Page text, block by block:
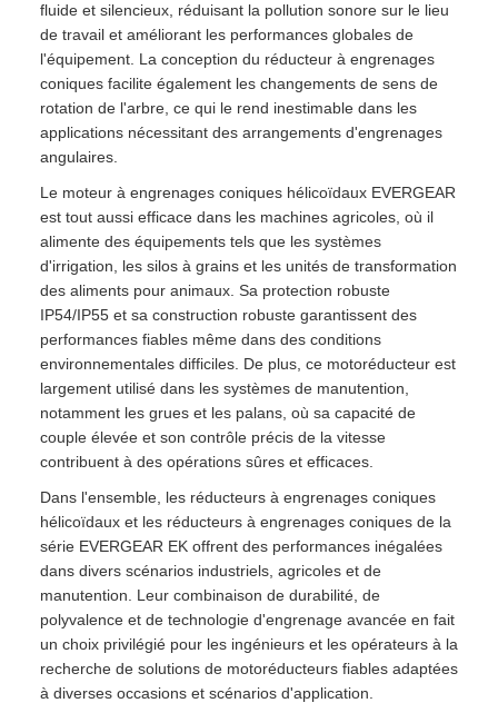
fluide et silencieux, réduisant la pollution sonore sur le lieu
de travail et améliorant les performances globales de
l'équipement. La conception du réducteur à engrenages
coniques facilite également les changements de sens de
rotation de l'arbre, ce qui le rend inestimable dans les
applications nécessitant des arrangements d'engrenages
angulaires.
Le moteur à engrenages coniques hélicoïdaux EVERGEAR
est tout aussi efficace dans les machines agricoles, où il
alimente des équipements tels que les systèmes
d'irrigation, les silos à grains et les unités de transformation
des aliments pour animaux. Sa protection robuste
IP54/IP55 et sa construction robuste garantissent des
performances fiables même dans des conditions
environnementales difficiles. De plus, ce motoréducteur est
largement utilisé dans les systèmes de manutention,
notamment les grues et les palans, où sa capacité de
couple élevée et son contrôle précis de la vitesse
contribuent à des opérations sûres et efficaces.
Dans l'ensemble, les réducteurs à engrenages coniques
hélicoïdaux et les réducteurs à engrenages coniques de la
série EVERGEAR EK offrent des performances inégalées
dans divers scénarios industriels, agricoles et de
manutention. Leur combinaison de durabilité, de
polyvalence et de technologie d'engrenage avancée en fait
un choix privilégié pour les ingénieurs et les opérateurs à la
recherche de solutions de motoréducteurs fiables adaptées
à diverses occasions et scénarios d'application.